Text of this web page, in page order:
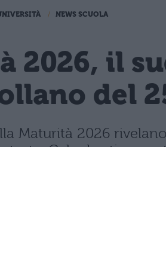
NEWS SCUOLA
2026, il
del
Maturità 2026
testa. Cala